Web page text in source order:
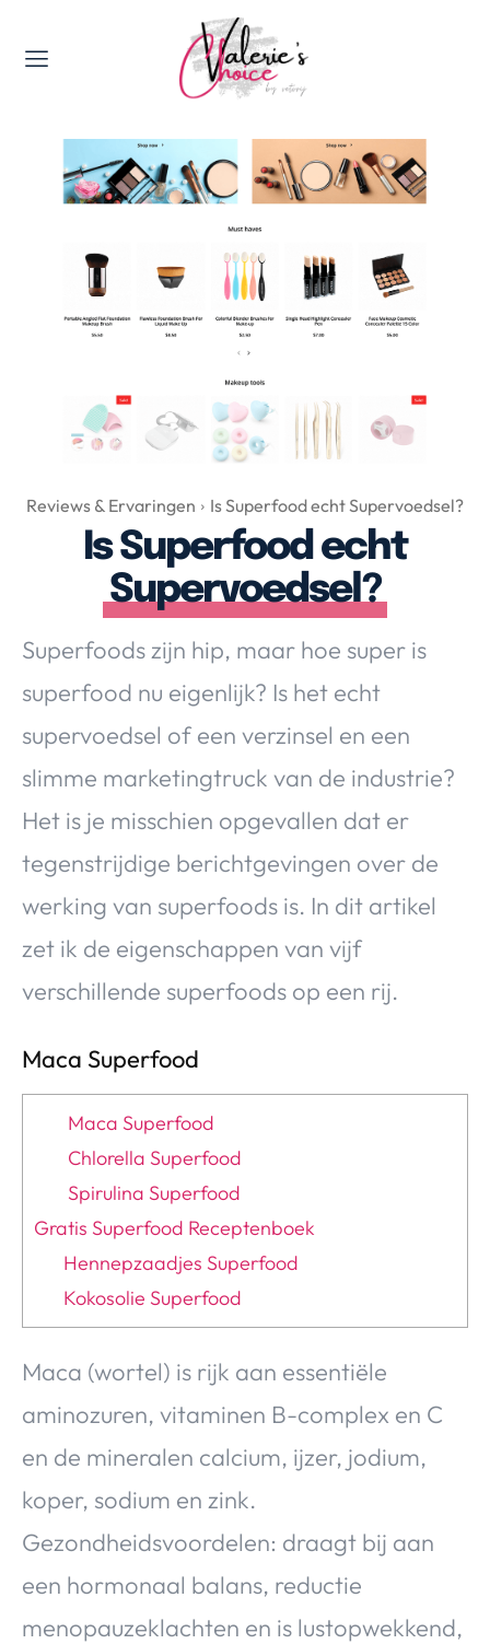
Valerie's Topics
Travel & Culture
Food & Drinks
Happyness & Opmerkelijk
Gadgets & Tech
Top 5 van Valerie
Health & Beauty
Huis & Tuin
Nieuws & Media
Over Valerie
Over Valerie
De Top 5
VALERIE'S CHOICE
Food & Drinks Health & Beauty Gadgets
Huis & Tuin
Travel
Lifestyle
Reviews & Ervaringen Is Superfood echt Supervoedsel?
Is Superfood echt
Supervoedsel?
Superfoods zijn hip, maar hoe super is
superfood nu eigenlijk? Is het echt
supervoedsel of een verzinsel en een
slimme marketingtruck van de industrie?
Het is je misschien opgevallen dat er
tegenstrijdige berichtgevingen over de
werking van superfoods is. In dit artikel
zet ik de eigenschappen van vijf
verschillende superfoods op een rij.
Maca Superfood
Maca Superfood
Chlorella Superfood
Spirulina Superfood
Gratis Superfood Receptenboek
Hennepzaadjes Superfood
Kokosolie Superfood
Maca (wortel) is rijk aan essentiële
aminozuren, vitaminen B-complex en C
en de mineralen calcium, ijzer, jodium,
koper, sodium en zink.
Gezondheidsvoordelen: draagt bij aan
een hormonaal balans, reductie
menopauzeklachten en is lustopwekkend,